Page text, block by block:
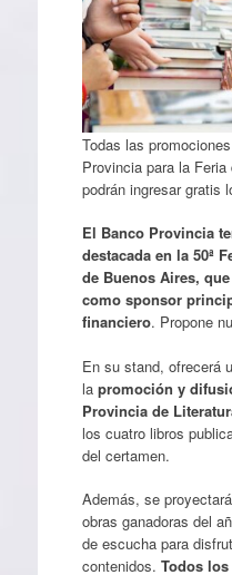
Todas las
Provincia para la
podrán ingresar gratis
El Banco Provincia
destacada en la 50ª
de Buenos Aires,
como sponsor
financiero. Propone
En su stand, ofrecerá
la promoción y
Provincia de
los cuatro libros
del certamen.
Además, se
obras ganadoras del
de escucha para
contenidos. Todos